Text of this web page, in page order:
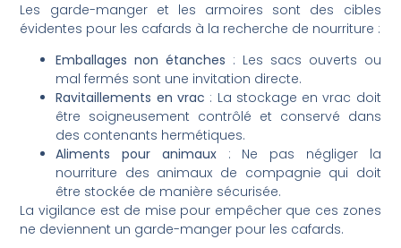
Les garde-manger et les armoires sont des cibles
évidentes pour les cafards à la recherche de nourriture :
Emballages non étanches : Les sacs ouverts ou
mal fermés sont une invitation directe.
Ravitaillements en vrac : La stockage en vrac doit
être soigneusement contrôlé et conservé dans
des contenants hermétiques.
Aliments pour animaux: Ne pas négliger la
nourriture des animaux de compagnie qui doit
être stockée de manière sécurisée.
La vigilance est de mise pour empêcher que ces zones
ne deviennent un garde-manger pour les cafards.